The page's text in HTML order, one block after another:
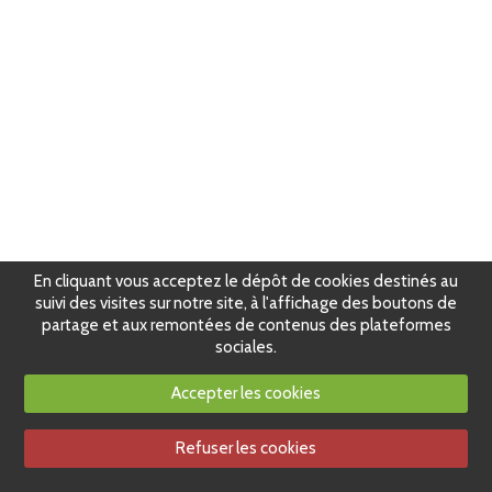
En cliquant vous acceptez le dépôt de cookies destinés au
suivi des visites sur notre site, à l'affichage des boutons de
partage et aux remontées de contenus des plateformes
sociales.
Accepter les cookies
Refuser les cookies